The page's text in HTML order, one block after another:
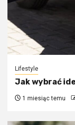
Lifestyle
Jak wybrać
1 miesiąc temu